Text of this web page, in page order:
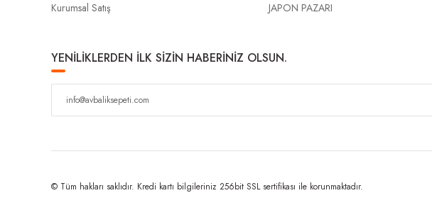
Kurumsal Satış
JAPON PAZARI
YENİLİKLERDEN İLK SİZİN HABERİNİZ OLSUN.
© Tüm hakları saklıdır. Kredi kartı bilgileriniz 256bit SSL sertifikası ile korunmaktadır.